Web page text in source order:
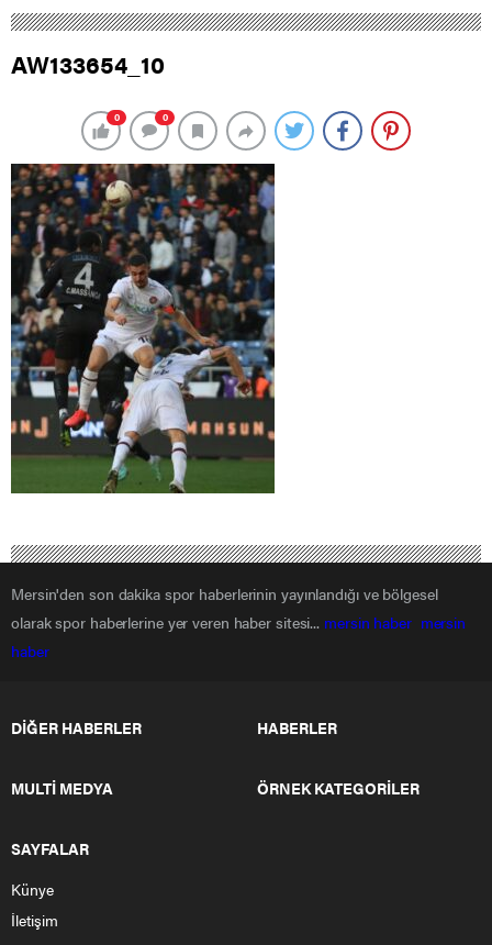
AW133654_10
0 0
Mersin'den son dakika spor haberlerinin yayınlandığı ve bölgesel
olarak spor haberlerine yer veren haber sitesi... mersin haber mersin
haber
DİĞER HABERLER HABERLER
MULTİ MEDYA ÖRNEK KATEGORİLER
SAYFALAR
Künye
İletişim